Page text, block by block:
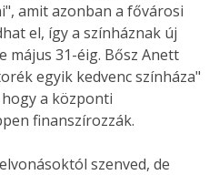
amit azonban a fővárosi
el, így a színháznak új
május 31-éig. Bősz Anett
egyik kedvenc színháza"
a központi
finanszírozzák.
szenved, de